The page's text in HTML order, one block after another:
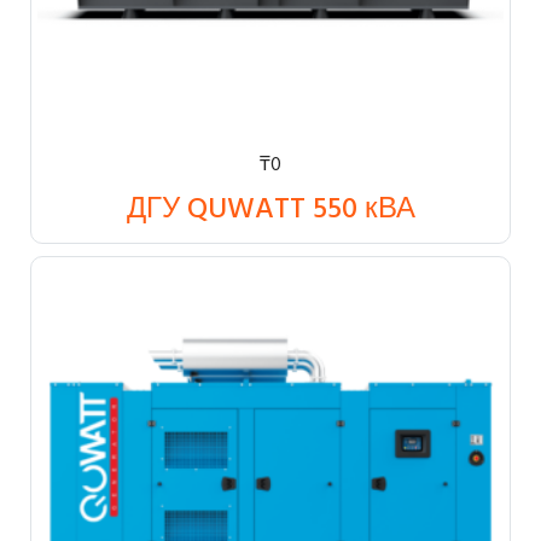
₸0
ДГУ QUWATT 550 кВА